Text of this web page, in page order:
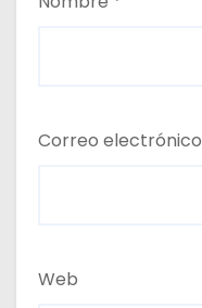
Correo electrónico
Web